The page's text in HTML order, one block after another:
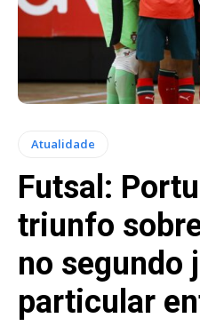
Atualidade
Futsal:
triunfo
no segundo
particular